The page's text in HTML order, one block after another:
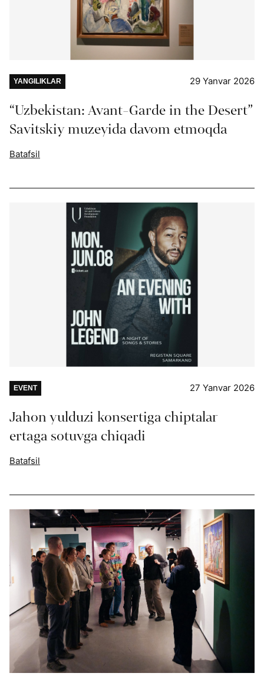
YANGILIKLAR 29 Yanvar 2026
“Uzbekistan: Avant-Garde in the Desert”
Savitskiy muzeyida davom etmoqda
Batafsil
EVENT 27 Yanvar 2026
Jahon yulduzi konsertiga chiptalar
ertaga sotuvga chiqadi
Batafsil